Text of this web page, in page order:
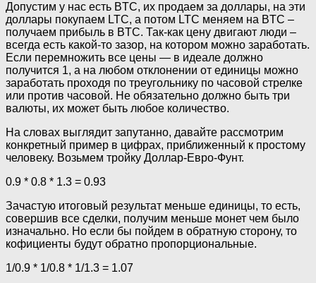
Допустим у нас есть BTC, их продаем за доллары, на эти
доллары покупаем LTC, а потом LTC меняем на BTC –
получаем прибыль в BTC. Так-как цену двигают люди –
всегда есть какой-то зазор, на котором можно заработать.
Если перемножить все цены — в идеале должно
получится 1, а на любом отклонении от единицы можно
заработать проходя по треугольнику по часовой стрелке
или против часовой. Не обязательно должно быть три
валюты, их может быть любое количество.
На словах выглядит запутанно, давайте рассмотрим
конкретный пример в цифрах, приближенный к простому
человеку. Возьмем тройку Доллар-Евро-Фунт.
0.9 * 0.8 * 1.3 = 0.93
Зачастую итоговый результат меньше единицы, то есть,
совершив все сделки, получим меньше монет чем было
изначально. Но если бы пойдем в обратную сторону, то
кофициенты будут обратно пропорциональные.
1/0.9 * 1/0.8 * 1/1.3 = 1.07